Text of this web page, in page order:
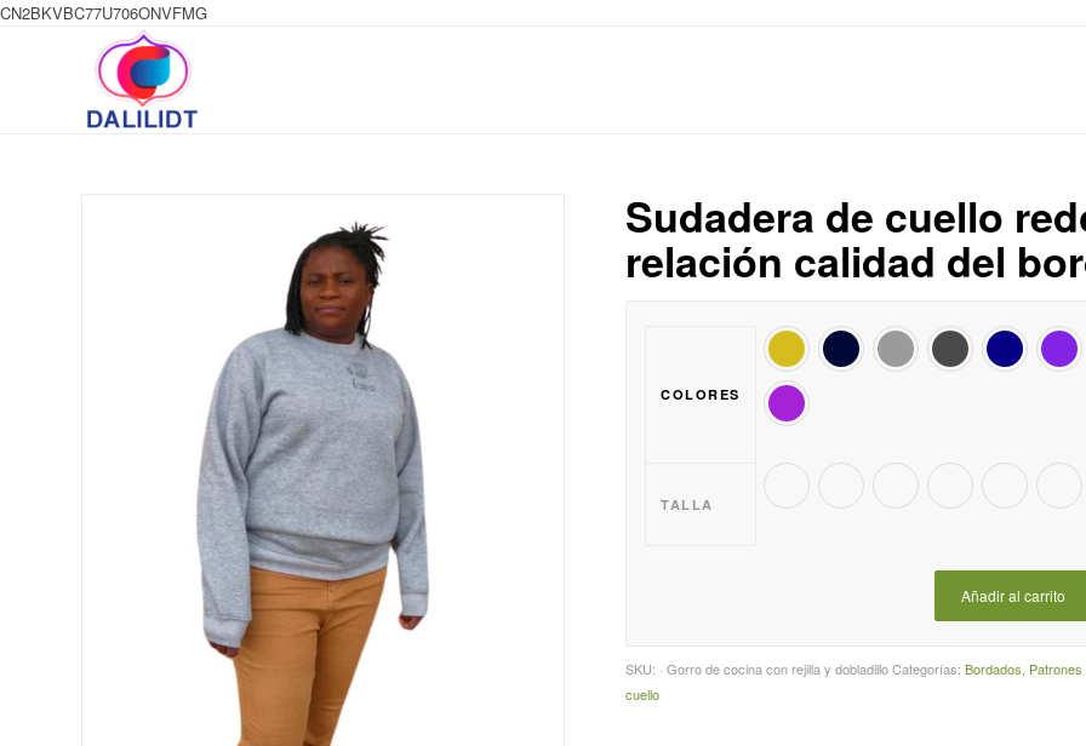
CN2BKVBC77U706ONVFMG
Sudadera de cuello
relación calidad del
COLORES
TALLA
Añadir al carrito
SKU: · Gorro de cocina con rejilla y dobladillo Categorías:Bordados
cuello